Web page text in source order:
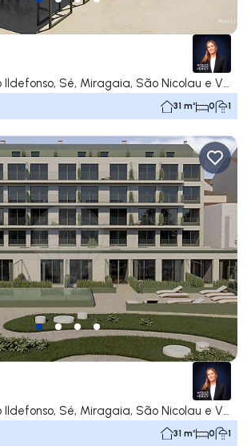
Cedofeita, Santo Ildefonso, Sé, Miragaia, São Nicolau e Vitória, Porto
31 m² 0 1
Cedofeita, Santo Ildefonso, Sé, Miragaia, São Nicolau e Vitória, Porto
31 m² 0 1